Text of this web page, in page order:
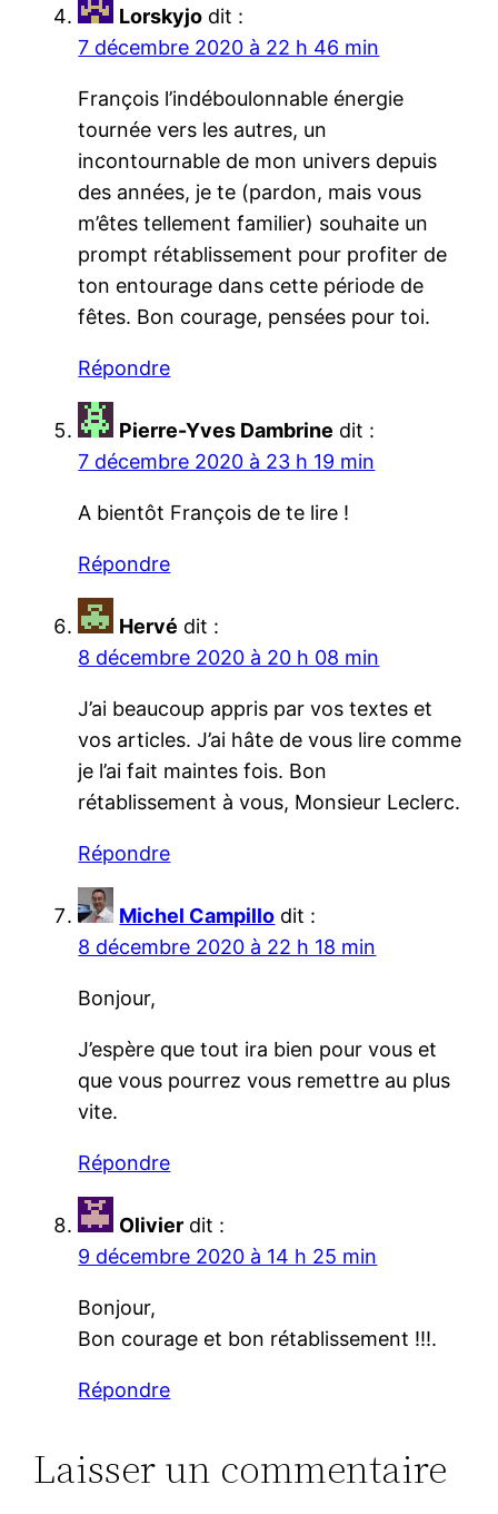
Lorskyjo dit :
7 décembre 2020 à 22 h 46 min
François l’indéboulonnable énergie
tournée vers les autres, un
incontournable de mon univers depuis
des années, je te (pardon, mais vous
m’êtes tellement familier) souhaite un
prompt rétablissement pour profiter de
ton entourage dans cette période de
fêtes. Bon courage, pensées pour toi.
Répondre
Pierre-Yves Dambrine dit :
7 décembre 2020 à 23 h 19 min
A bientôt François de te lire !
Répondre
Hervé dit :
8 décembre 2020 à 20 h 08 min
J’ai beaucoup appris par vos textes et
vos articles. J’ai hâte de vous lire comme
je l’ai fait maintes fois. Bon
rétablissement à vous, Monsieur Leclerc.
Répondre
Michel Campillo dit :
8 décembre 2020 à 22 h 18 min
Bonjour,
J’espère que tout ira bien pour vous et
que vous pourrez vous remettre au plus
vite.
Répondre
Olivier dit :
9 décembre 2020 à 14 h 25 min
Bonjour,
Bon courage et bon rétablissement !!!.
Répondre
Laisser un commentaire